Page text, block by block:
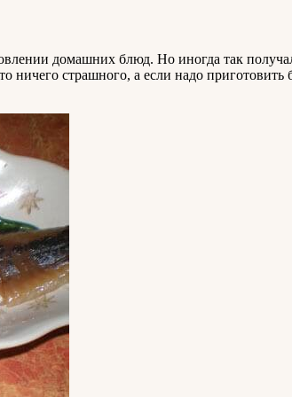
домашних блюд. Но иногда так
страшного, а если надо